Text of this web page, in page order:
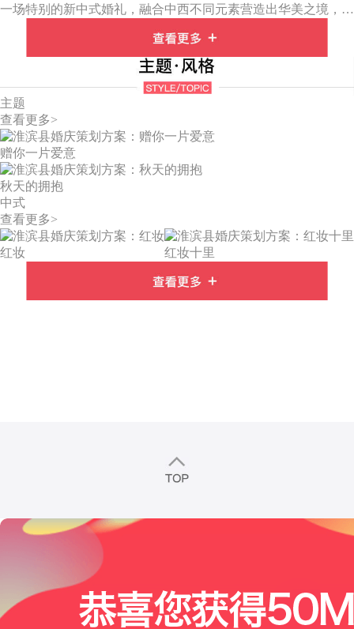
一场特别的新中式婚礼，融合中西不同元素营造出华美之境，有庄严浪漫的西式证婚，也有含蓄深情的中式感恩，从古典到现代，从前世到今生，爱，隽永铭刻。
主题
查看更多>
赠你一片爱意
秋天的拥抱
中式
查看更多>
红妆 红妆十里